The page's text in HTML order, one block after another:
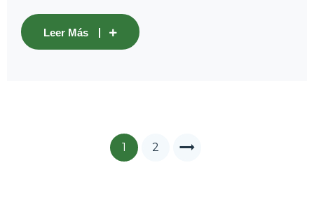
Leer Más
1 2